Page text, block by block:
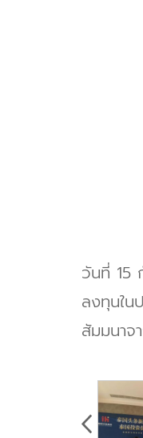
วันที่ 15
ลงทุนใน
สัมมนาจ